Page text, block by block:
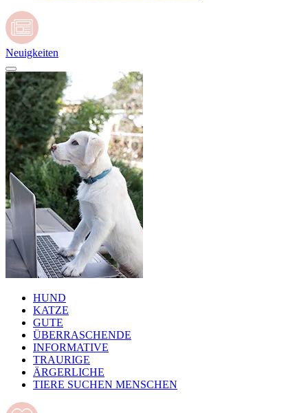
Neuigkeiten
HUND
KATZE
GUTE
ÜBERRASCHENDE
INFORMATIVE
TRAURIGE
ÄRGERLICHE
TIERE SUCHEN MENSCHEN